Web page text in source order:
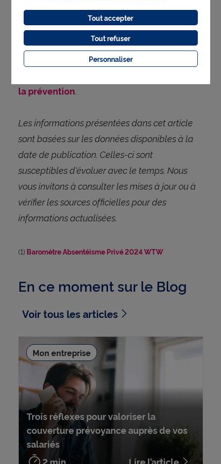
A retenir : un niveau élevé d’absentéisme
peut impacter lescotisations, mais le
pilotage de la prévoyance collective
la prévention.
Les informations présentées dans cet article
sont basées sur les données disponibles à la
date de publication. Celles-ci sont
susceptibles d'évoluer avec le temps. Nous
vous invitons à consulter les mises à jour ou à
vérifier les sources officielles pour des
informations actualisées.
(1) Baromètre Absentéisme Privé 2024 WTW
En ce moment sur le Blog
Voir tous les articles
Trois réflexes pour valoriser la
couverture prévoyance auprès de vos
salariés
2 min
Lire l’article
Mon entreprise
Personnaliser
Tout refuser
Tout accepter